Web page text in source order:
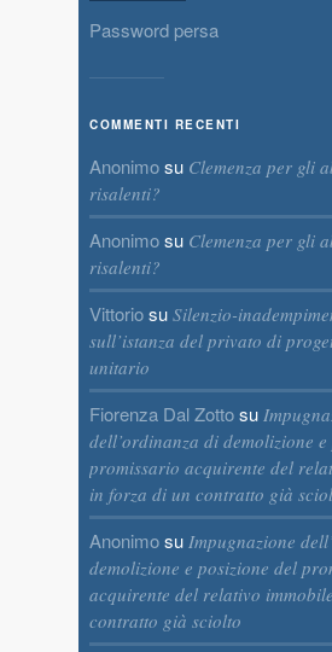
Password persa
COMMENTI RECENTI
Anonimosu Clemenza per gli
risalenti?
Anonimosu Clemenza per gli
risalenti?
Vittoriosu Silenzio-
sull’istanza del privato di
unitario
Fiorenza Dal Zottosu
dell’ordinanza di demolizione
promissario acquirente del
in forza di un contratto già
Anonimosu Impugnazione
demolizione e posizione del
acquirente del relativo
contratto già sciolto